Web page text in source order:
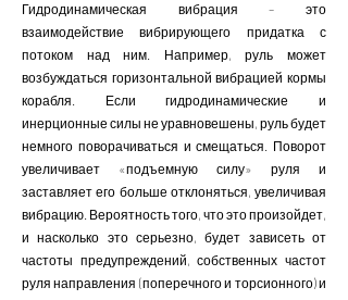
Гидродинамическая вибрация – это
взаимодействие вибрирующего придатка с
потоком над ним. Например, руль может
возбуждаться горизонтальной вибрацией кормы
корабля. Если гидродинамические и
инерционные силы не уравновешены, руль будет
немного поворачиваться и смещаться. Поворот
увеличивает «подъемную силу» руля и
заставляет его больше отклоняться, увеличивая
вибрацию. Вероятность того, что это произойдет,
и насколько это серьезно, будет зависеть от
частоты предупреждений, собственных частот
руля направления (поперечного и торсионного) и